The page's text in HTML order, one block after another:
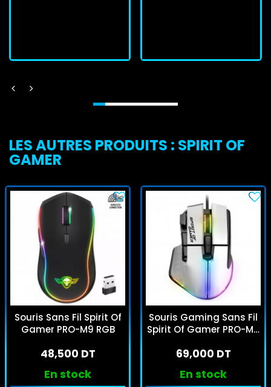
LES AUTRES PRODUITS : SPIRIT OF
GAMER
Souris Sans Fil Spirit Of
Gamer PRO-M9 RGB
48,500 DT
En stock
Souris Gaming Sans Fil
Spirit Of Gamer PRO-M5
69,000 DT
En stock